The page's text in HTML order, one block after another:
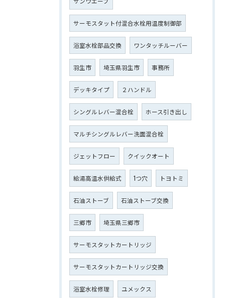
サーモスタット付混合水栓用温度制御部
浴室水栓部品交換 ワンタッチルーバー
羽生市 埼玉県羽生市 事務所
デッキタイプ ２ハンドル
シングルレバー混合栓 ホース引き出し
マルチシングルレバー洗面混合栓
ジェットフロー クイックオート
給湯高温水供給式 1つ穴 トヨトミ
石油ストーブ 石油ストーブ交換
三郷市 埼玉県三郷市
サーモスタットカートリッジ
サーモスタットカートリッジ交換
浴室水栓修理 ユメックス